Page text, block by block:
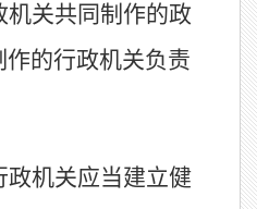
机关共同制作的政
的行政机关负责
机关应当建立健